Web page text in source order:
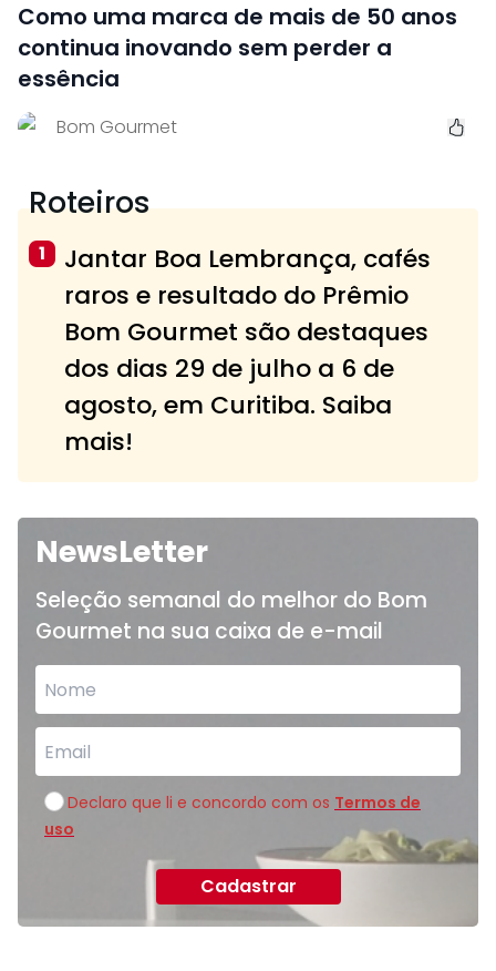
Como uma marca de mais de 50 anos
continua inovando sem perder a
essência
Bom Gourmet
Roteiros
1
Jantar Boa Lembrança, cafés
raros e resultado do Prêmio
Bom Gourmet são destaques
dos dias 29 de julho a 6 de
agosto, em Curitiba. Saiba
mais!
NewsLetter
Seleção semanal do melhor do Bom
Gourmet na sua caixa de e-mail
Declaro que li e concordo com os Termos de
uso
Cadastrar